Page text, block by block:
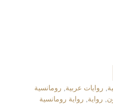
روايات عربية
رومانسية
رواية
رواية رومانسية